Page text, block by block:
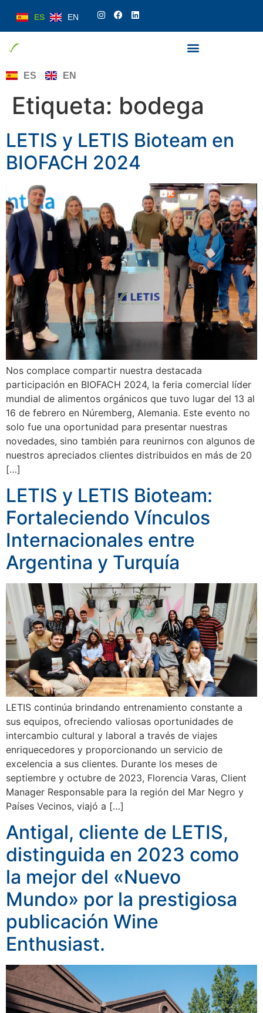
ES EN
ES EN
Etiqueta: bodega
LETIS y LETIS Bioteam en
BIOFACH 2024
Nos complace compartir nuestra destacada
participación en BIOFACH 2024, la feria comercial líder
mundial de alimentos orgánicos que tuvo lugar del 13 al
16 de febrero en Núremberg, Alemania. Este evento no
solo fue una oportunidad para presentar nuestras
novedades, sino también para reunirnos con algunos de
nuestros apreciados clientes distribuidos en más de 20
[…]
LETIS y LETIS Bioteam:
Fortaleciendo Vínculos
Internacionales entre
Argentina y Turquía
LETIS continúa brindando entrenamiento constante a
sus equipos, ofreciendo valiosas oportunidades de
intercambio cultural y laboral a través de viajes
enriquecedores y proporcionando un servicio de
excelencia a sus clientes. Durante los meses de
septiembre y octubre de 2023, Florencia Varas, Client
Manager Responsable para la región del Mar Negro y
Países Vecinos, viajó a […]
Antigal, cliente de LETIS,
distinguida en 2023 como
la mejor del «Nuevo
Mundo» por la prestigiosa
publicación Wine
Enthusiast.